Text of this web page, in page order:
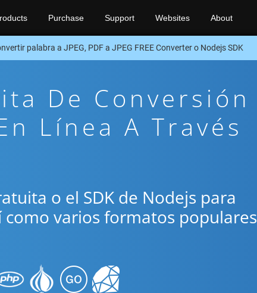
Purchase Support Websites About
palabra a JPEG, PDF a JPEG FREE Converter o Nodejs SDK
De Conversión
Línea A Través
o el SDK de Nodejs para
como varios formatos populares